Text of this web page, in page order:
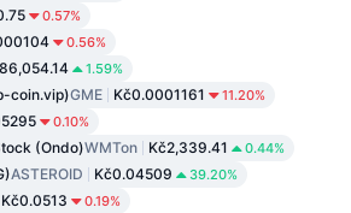
0.57%
0.56%
1.59%
coin.vip)GME Kč0.0001161 11.20%
0.10%
(Ondo)WMTon Kč2,339.41 0.44%
ASTEROID Kč0.04509 39.20%
Kč0.0513 0.19%